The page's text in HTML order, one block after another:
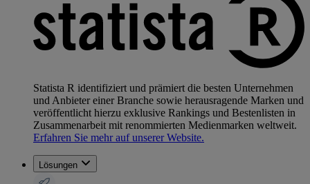
Statista R identifiziert und prämiert die besten Unternehmen
und Anbieter einer Branche sowie herausragende Marken und
veröffentlicht hierzu exklusive Rankings und Bestenlisten in
Zusammenarbeit mit renommierten Medienmarken weltweit.
Erfahren Sie mehr auf unserer Website.
Lösungen